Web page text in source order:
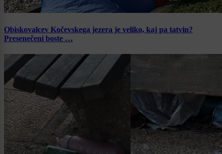
Obiskovalcev Kočevskega jezera je veliko, kaj pa tatvin?
Presenečeni boste …